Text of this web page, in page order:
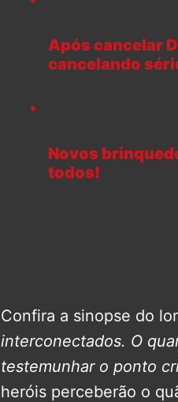
Após cancelar
cancelando
Novos
todos!
Confira a sinopse do
interconectados. O
testemunhar o ponto
heróis perceberão o